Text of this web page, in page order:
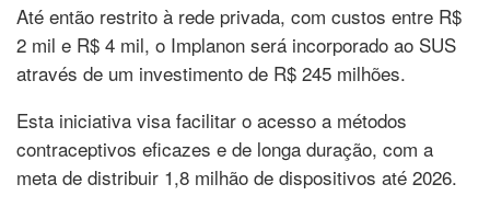
Até então restrito à rede privada, com custos entre R$
2 mil e R$ 4 mil, o Implanon será incorporado ao SUS
através de um investimento de R$ 245 milhões.
Esta iniciativa visa facilitar o acesso a métodos
contraceptivos eficazes e de longa duração, com a
meta de distribuir 1,8 milhão de dispositivos até 2026.